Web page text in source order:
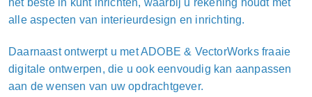
het beste in kunt inrichten, waarbij u rekening houdt met
alle aspecten van interieurdesign en inrichting.
Daarnaast ontwerpt u met ADOBE & VectorWorks fraaie
digitale ontwerpen, die u ook eenvoudig kan aanpassen
aan de wensen van uw opdrachtgever.